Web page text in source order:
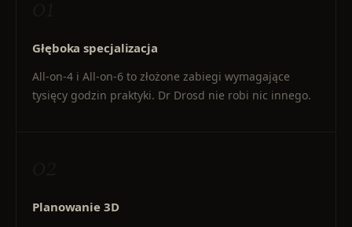
Głęboka specjalizacja
All-on-4 i All-on-6 to złożone zabiegi wymagające
tysięcy godzin praktyki. Dr Drosd nie robi nic innego.
Planowanie 3D